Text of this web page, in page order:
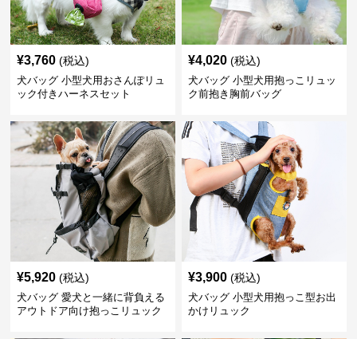
¥3,760 (税込)
犬バッグ 小型犬用おさんぽリュ
ック付きハーネスセット
¥4,020 (税込)
犬バッグ 小型犬用抱っこリュッ
ク前抱き胸前バッグ
¥5,920 (税込)
犬バッグ 愛犬と一緒に背負える
アウトドア向け抱っこリュック
¥3,900 (税込)
犬バッグ 小型犬用抱っこ型お出
かけリュック